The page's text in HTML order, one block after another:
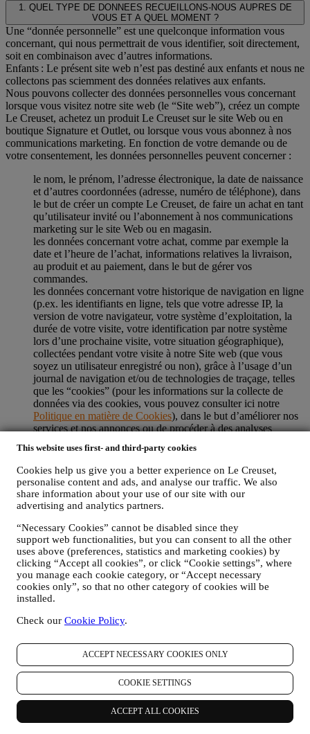
This website uses first- and third-party cookies
Cookies help us give you a better experience on Le Creuset,
personalise content and ads, and analyse our traffic. We also
share information about your use of our site with our
advertising and analytics partners.
“Necessary Cookies” cannot be disabled since they
support web functionalities, but you can consent to all the other
uses above (preferences, statistics and marketing cookies) by
clicking “Accept all cookies”, or click “Cookie settings”, where
you manage each cookie category, or “Accept necessary
cookies only”, so that no other category of cookies will be
installed.
Check our Cookie Policy.
ACCEPT NECESSARY COOKIES ONLY
COOKIE SETTINGS
ACCEPT ALL COOKIES
1. QUEL TYPE DE DONNEES RECUEILLONS-NOUS AUPRES DE
VOUS ET A QUEL MOMENT ?
Une “donnée personnelle” est une quelconque information vous
concernant, qui nous permettrait de vous identifier, soit directement,
soit en combinaison avec d’autres informations.
Enfants : Le présent site web n’est pas destiné aux enfants et nous ne
collectons pas sciemment des données relatives aux enfants.
Nous pouvons collecter des données personnelles vous concernant
lorsque vous visitez notre site web (le “Site web”), créez un compte
Le Creuset, achetez un produit Le Creuset sur le site Web ou en
boutique Signature et Outlet, ou lorsque vous vous abonnez à nos
communications marketing. En fonction de votre demande ou de
votre consentement, les données personnelles peuvent concerner :
le nom, le prénom, l’adresse électronique, la date de naissance
et d’autres coordonnées (adresse, numéro de téléphone), dans
le but de créer un compte Le Creuset, de faire un achat en tant
qu’utilisateur invité ou l’abonnement à nos communications
marketing sur le site Web ou en magasin.
les données concernant votre achat, comme par exemple la
date et l’heure de l’achat, informations relatives la livraison,
au produit et au paiement, dans le but de gérer vos
commandes.
les données concernant votre historique de navigation en ligne
(p.ex. les identifiants en ligne, tels que votre adresse IP, la
version de votre navigateur, votre système d’exploitation, la
durée de votre visite, votre identification par notre système
lors d’une prochaine visite, votre situation géographique),
collectées pendant votre visite à notre Site web (que vous
soyez un utilisateur enregistré ou non), grâce à l’usage d’un
journal de navigation et/ou de technologies de traçage, telles
que les “cookies” (pour les informations sur la collecte de
données via des cookies, vous pouvez consulter ici notre
Politique en matière de Cookies), dans le but d’améliorer nos
services et nos annonces ou de procéder à des analyses
mesure de vous identifier sur base de ces informations
techniques.
votre feedback, vos demandes, réclamations, questions ou
interactions avec nous (par exemple vos messages, chats,
posts sur les réseaux sociaux, e-mails ou appels
Les données personnelles vous concernant, que nous collectons
lorsque vous utilisez le Site web ou lorsque vous nous fournissez de
toute autre façon une quelconque information d’identification
personnelle, sont dûment protégées et vos droits au respect de la vie
privée sont expliqués sous le paragraphe 8 ci-dessous.
2. QUI RECUEILLE VOS DONNEES PERSONNELLES ?
Le contrôleur des données relatives aux services d’e-commerce
proposés sur le Site web est Le Creuset Benelux SA, dont le siège
social est établi à Le Creuset Benelux SA, 4 Rue de la Presse, 1000
Bruxelles, Belgique.
Si vous acceptez de recevoir des communications commerciales de
notre part, vous ferez partie de la base de données des
consommateurs du groupe Le Creuset. Celle-ci est gérée
conjointement, par Le Creuset BENELUX et Group AG, dont le
siège social est situé à Neuhofstrasse 4, 6340 Baar, en Suisse. Son